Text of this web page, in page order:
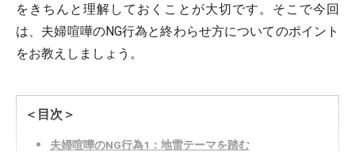
をきちんと理解しておくことが大切です。そこで今回
は、夫婦喧嘩のNG行為と終わらせ方についてのポイント
をお教えしましょう。
＜目次＞
夫婦喧嘩のNG行為1：地雷テーマを踏む